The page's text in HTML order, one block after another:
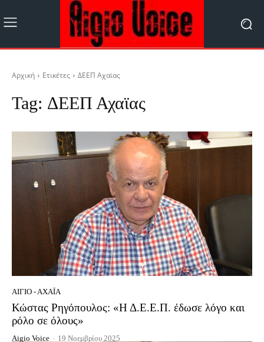
Αρχική Ετικέτες ΔΕΕΠ Αχαϊας
Tag: ΔΕΕΠ Αχαϊας
ΑΊΓΙΟ - ΑΧΑΪ́Α
Κώστας Ρηγόπουλος: «Η Δ.Ε.Ε.Π. έδωσε λόγο και
ρόλο σε όλους»
Aigio Voice - 19 Νοεμβρίου 2025